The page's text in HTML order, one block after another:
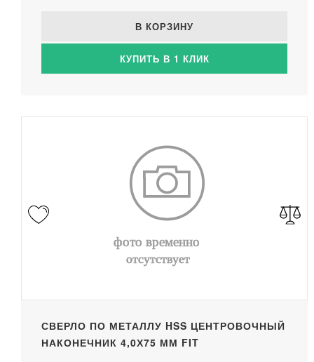
В КОРЗИНУ
КУПИТЬ В 1 КЛИК
СВЕРЛО ПО МЕТАЛЛУ HSS ЦЕНТРОВОЧНЫЙ
НАКОНЕЧНИК 4,0Х75 ММ FIT